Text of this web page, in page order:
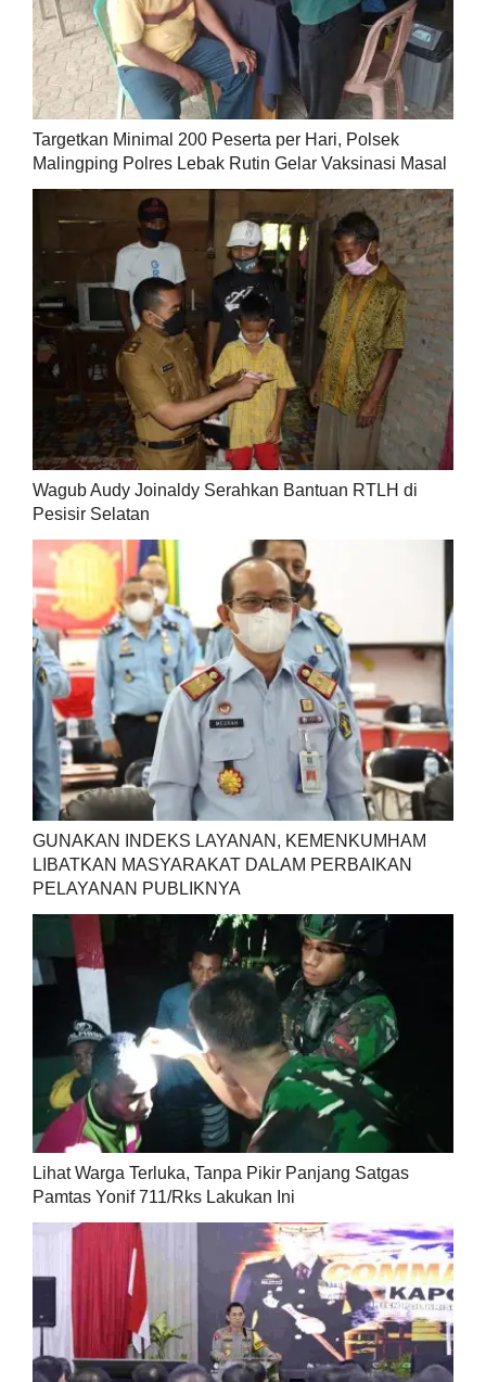
Targetkan Minimal 200 Peserta per Hari, Polsek
Malingping Polres Lebak Rutin Gelar Vaksinasi Masal
Wagub Audy Joinaldy Serahkan Bantuan RTLH di
Pesisir Selatan
GUNAKAN INDEKS LAYANAN, KEMENKUMHAM
LIBATKAN MASYARAKAT DALAM PERBAIKAN
PELAYANAN PUBLIKNYA
Lihat Warga Terluka, Tanpa Pikir Panjang Satgas
Pamtas Yonif 711/Rks Lakukan Ini